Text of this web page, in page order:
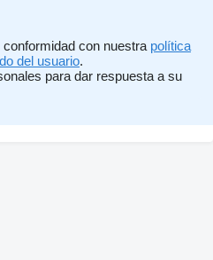
con nuestra política
del usuario.
para dar respuesta a su